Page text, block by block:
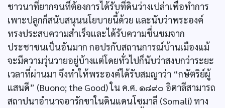
ชาวนาที่ยากจนที่ต้องการได้รับที่ดินว่างเปล่าเพื่อทำการ
เพาะปลูกก็สนับสนุนนโยบายนี้ด้วย และนับว่าพระองค์
ทรงประสบความสำเร็จและได้รับความชื่นชมจาก
ประชาชนเป็นอันมาก กอปรกับสถานการณ์บ้านเมืองแม้
จะมีความวุ่นวายอยู่บ้างแต่โดยทั่วไปก็นับว่าสงบกว่าระยะ
เวลาที่ผ่านมา จึงทำให้พระองค์ได้รับสมญาว่า “กษัตริย์ผู้
แสนดี” (Buono; the Good) ใน ค.ศ. ๑๘๙๐ อิตาลีสามารถ
สถาปนาอำนาจอารักขาในดินแดนโซมาลี (Somali) ทาง